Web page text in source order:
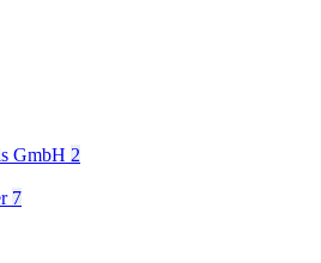
GmbH 2
7